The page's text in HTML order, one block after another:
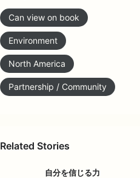
Can view on book
Environment
North America
Partnership / Community
Related Stories
自分を信じる力